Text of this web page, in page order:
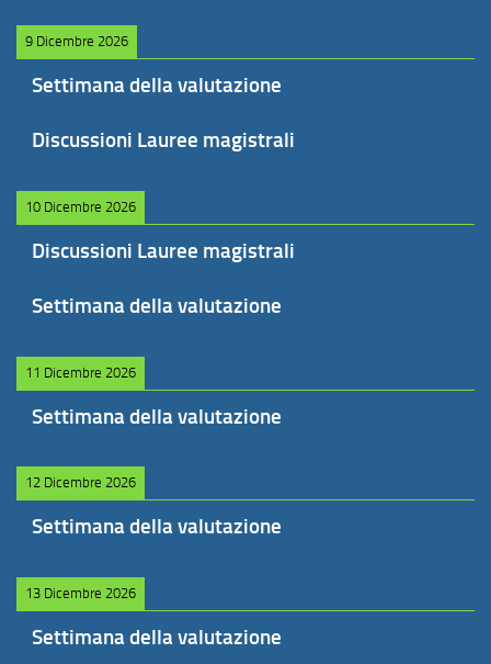
9 Dicembre 2026
Settimana della valutazione
Discussioni Lauree magistrali
10 Dicembre 2026
Discussioni Lauree magistrali
Settimana della valutazione
11 Dicembre 2026
Settimana della valutazione
12 Dicembre 2026
Settimana della valutazione
13 Dicembre 2026
Settimana della valutazione